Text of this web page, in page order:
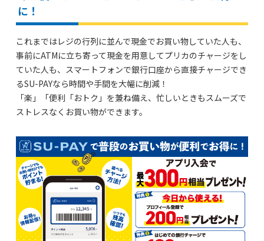
に！
これまではレジの行列に並んで現金でお買い物していた人も、
事前にATMに立ち寄って現金を用意してプリカのチャージをし
ていた人も、スマートフォンで銀行口座から直接チャージでき
るSU-PAYなら時間や手間を大幅に削減！
「楽」「便利「おトク」を兼ね備え、忙しいときもスムーズで
ストレスなくお買い物ができます。